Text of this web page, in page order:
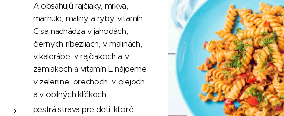
A obsahujú rajčiaky, mrkva,
marhule, maliny a ryby, vitamín
C sa nachádza v jahodách,
čiernych ríbezliach, v malinách,
v kalerábe, v rajčiakoch a v
zemiakoch a vitamín E nájdeme
v zelenine, orechoch, v olejoch
a v obilných klíčkoch
pestrá strava pre deti, ktoré